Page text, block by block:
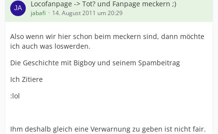
Locofanpage -> Tot? und Fanpage meckern ;)
jabafi 14. August 2011 um 20:29
Also wenn wir hier schon beim meckern sind, dann möchte
ich auch was loswerden.
Die Geschichte mit Bigboy und seinem Spambeitrag
Ich Zitiere
:lol
Ihm deshalb gleich eine Verwarnung zu geben ist nicht fair.